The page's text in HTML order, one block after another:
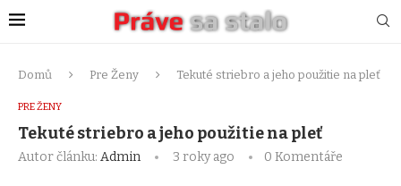
Domů Pre Ženy Tekuté striebro a jeho použitie na pleť
PRE ŽENY
Tekuté striebro a jeho použitie na pleť
Autor článku: Admin 3 roky ago 0 Komentáře